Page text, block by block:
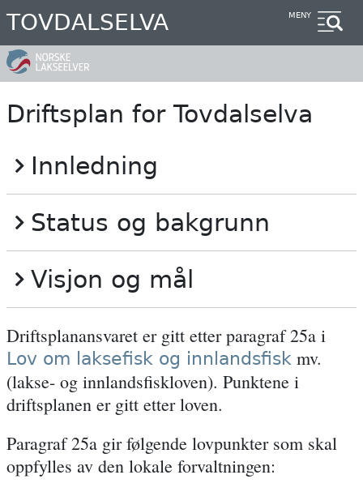
Hopp
til
hovedinnhold
TOVDALSELVA MENY
Driftsplan for Tovdalselva
Innledning
Status og bakgrunn
Visjon og mål
Driftsplanansvaret er gitt etter paragraf 25a i
Lov om laksefisk og innlandsfisk mv.
(lakse- og innlandsfiskloven). Punktene i
driftsplanen er gitt etter loven.
Paragraf 25a gir følgende lovpunkter som skal
oppfylles av den lokale forvaltningen: